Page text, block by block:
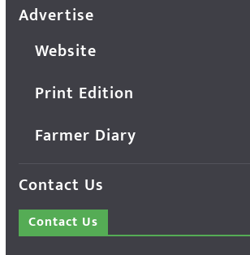
Advertise
Website
Print Edition
Farmer Diary
Contact Us
Contact Us